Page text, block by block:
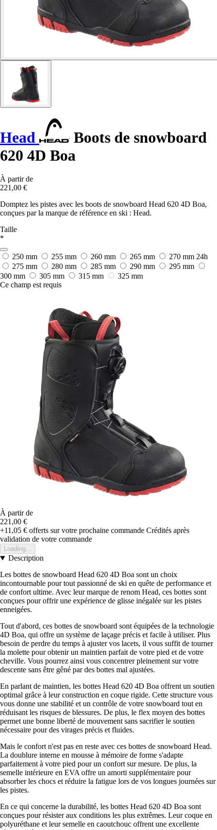
Head
Boots de snowboard
620 4D Boa
À partir de
221,00 €
Domptez les pistes avec les boots de snowboard Head 620 4D Boa,
conçues par la marque de référence en ski : Head.
Taille
*
250 mm 255 mm 260 mm 265 mm 270 mm 24h
275 mm
280 mm 285 mm 290 mm
295 mm
300 mm
305 mm 315 mm
325 mm
Ce champ est requis
À partir de
221,00 €
+11,05 € offerts sur votre prochaine commande Crédités après
validation de votre commande
Loading...
Description
Les bottes de snowboard Head 620 4D Boa sont un choix
incontournable pour tout passionné de ski en quête de performance et
de confort ultime. Avec leur marque de renom Head, ces bottes sont
conçues pour offrir une expérience de glisse inégalée sur les pistes
enneigées.
Tout d'abord, ces bottes de snowboard sont équipées de la technologie
4D Boa, qui offre un système de laçage précis et facile à utiliser. Plus
besoin de perdre du temps à ajuster vos lacets, il vous suffit de tourner
la molette pour obtenir un maintien parfait de votre pied et de votre
cheville. Vous pourrez ainsi vous concentrer pleinement sur votre
descente sans être gêné par des bottes mal ajustées.
En parlant de maintien, les bottes Head 620 4D Boa offrent un soutien
optimal grâce à leur construction en coque rigide. Cette structure vous
vous donne une stabilité et un contrôle de votre snowboard tout en
réduisant les risques de blessures. De plus, le flex moyen des bottes
permet une bonne liberté de mouvement sans sacrifier le soutien
nécessaire pour des virages précis et fluides.
Mais le confort n'est pas en reste avec ces bottes de snowboard Head.
La doublure interne en mousse à mémoire de forme s'adapte
parfaitement à votre pied pour un confort sur mesure. De plus, la
semelle intérieure en EVA offre un amorti supplémentaire pour
absorber les chocs et réduire la fatigue lors de vos longues journées sur
les pistes.
En ce qui concerne la durabilité, les bottes Head 620 4D Boa sont
conçues pour résister aux conditions les plus extrêmes. Leur coque en
polyuréthane et leur semelle en caoutchouc offrent une excellente